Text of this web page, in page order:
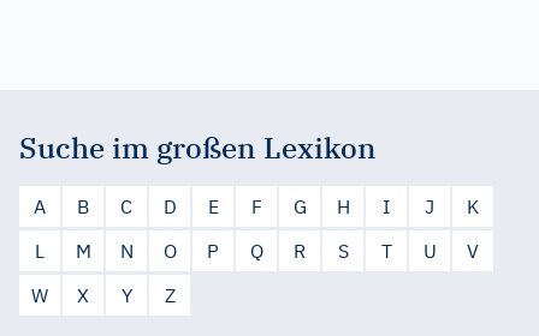
Suche im großen Lexikon
A B C D E F G H I J
K
L
M N O P Q R S T U
V
W
X Y Z